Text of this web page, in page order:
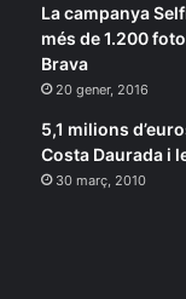
La campanya
més de 1.200
Brava
20 gener, 2016
5,1 milions
Costa Daurada i
30 març, 2010